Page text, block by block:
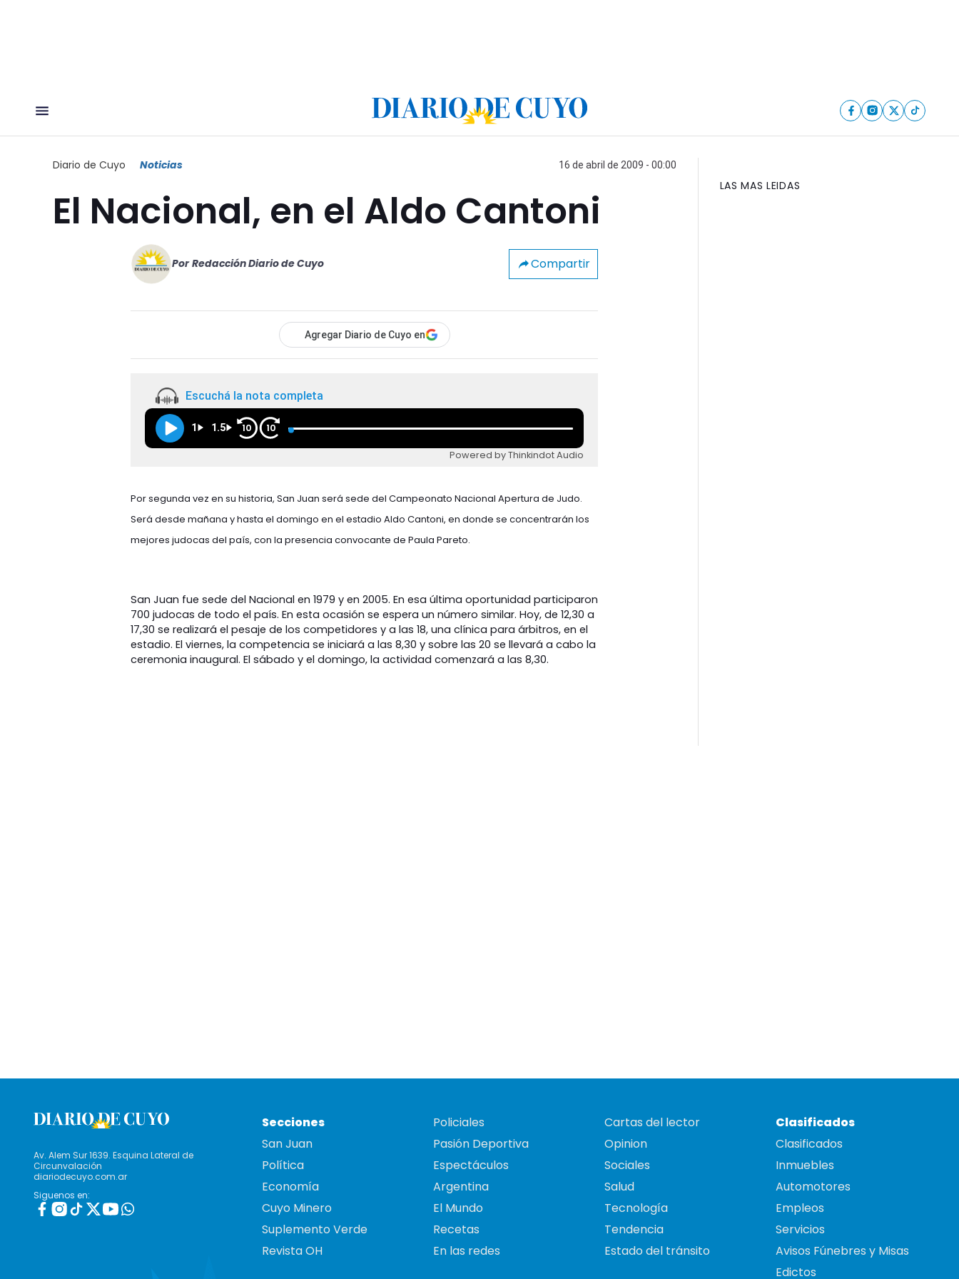
Diario de Cuyo Noticias 16 de abril de 2009 - 00:00
El Nacional, en el Aldo Cantoni
Por Redacción Diario de Cuyo Compartir
Agregar Diario de Cuyo en
Escuchá la nota completa
1 1.5 10 10
Powered by Thinkindot Audio
Por segunda vez en su historia, San Juan será sede del Campeonato Nacional Apertura de Judo.
Será desde mañana y hasta el domingo en el estadio Aldo Cantoni, en donde se concentrarán los
mejores judocas del país, con la presencia convocante de Paula Pareto.
San Juan fue sede del Nacional en 1979 y en 2005. En esa última oportunidad participaron
700 judocas de todo el país. En esta ocasión se espera un número similar. Hoy, de 12,30 a
17,30 se realizará el pesaje de los competidores y a las 18, una clínica para árbitros, en el
estadio. El viernes, la competencia se iniciará a las 8,30 y sobre las 20 se llevará a cabo la
ceremonia inaugural. El sábado y el domingo, la actividad comenzará a las 8,30.
LAS MAS LEIDAS
Av. Alem Sur 1639. Esquina Lateral de
Circunvalación
diariodecuyo.com.ar
Siguenos en:
Secciones
San Juan
Política
Economía
Cuyo Minero
Suplemento Verde
Revista OH
Policiales
Pasión Deportiva
Espectáculos
Argentina
El Mundo
Recetas
En las redes
Cartas del lector
Opinion
Sociales
Salud
Tecnología
Tendencia
Estado del tránsito
Clasificados
Clasificados
Inmuebles
Automotores
Empleos
Servicios
Avisos Fúnebres y Misas
Edictos